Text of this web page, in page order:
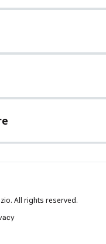
di successo
ideale
bruciate
All rights reserved.